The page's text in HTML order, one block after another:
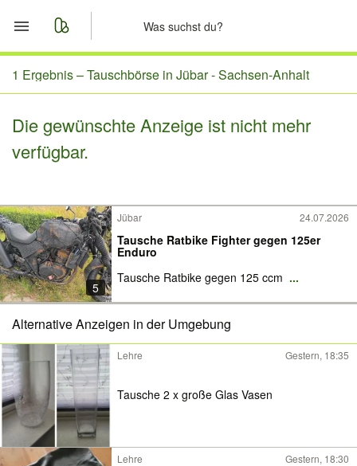
Start
Nachrichten
1 Ergebnis –Tauschbörse in Jübar - Sachsen-Anhalt
Die gewünschte Anzeige ist nicht mehr
verfügbar.
5
Jübar 24.07.2026
Tausche Ratbike Fighter gegen 125er
Enduro
Tausche Ratbike gegen 125 ccm ...
Alternative Anzeigen in der Umgebung
Lehre Gestern, 18:35
Tausche 2 x große Glas Vasen
Lehre Gestern, 18:30